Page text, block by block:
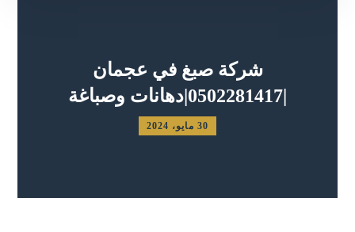
شركة صبغ في عجمان
30 مايو، 2024